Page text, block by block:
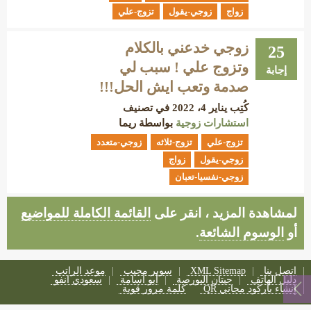
زواج
زوجي-يقول تزوج-علي
25
إجابة
زوجي خدعني بالكلام
وتزوج علي ! سبب لي
صدمة وتعب ايش الحل!!!
كُتِب يناير 4، 2022
في تصنيف
استشارات زوجية بواسطة ريما
تزوج-علي تزوج-ثلاثه
زوجي-متعدد
زوجي-يقول
زواج
زوجي-نفسيا-تعبان
لمشاهدة المزيد ، انقر على القائمة الكاملة للمواضيع
أو الوسوم الشائعة.
اتصل بنا XML Sitemap سوبر مجيب
موعد الراتب
دليل الهاتف
حيتان البورصة أبو أسامة
سعودي انفو
إنشاء باركود مجاني QR
كلمة مرور قوية